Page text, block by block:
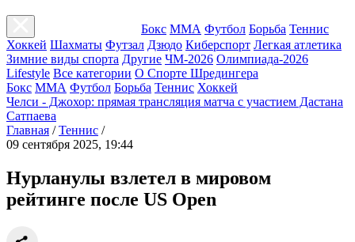
Бокс ММА Футбол Борьба Теннис
Хоккей Шахматы Футзал Дзюдо Киберспорт Легкая атлетика
Зимние виды спорта Другие ЧМ-2026 Олимпиада-2026
Lifestyle Все категории О Спорте Шредингера
Бокс ММА Футбол Борьба Теннис Хоккей
Челси - Джохор: прямая трансляция матча с участием Дастана
Сатпаева
Главная / Теннис /
09 сентября 2025, 19:44
Нурланулы взлетел в мировом
рейтинге после US Open